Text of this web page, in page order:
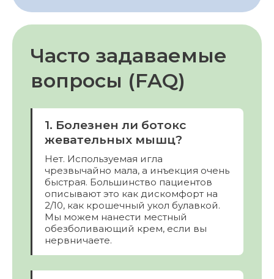
Часто задаваемые
вопросы (FAQ)
1. Болезнен ли ботокс
жевательных мышц?
Нет. Используемая игла
чрезвычайно мала, а инъекция очень
быстрая. Большинство пациентов
описывают это как дискомфорт на
2/10, как крошечный укол булавкой.
Мы можем нанести местный
обезболивающий крем, если вы
нервничаете.